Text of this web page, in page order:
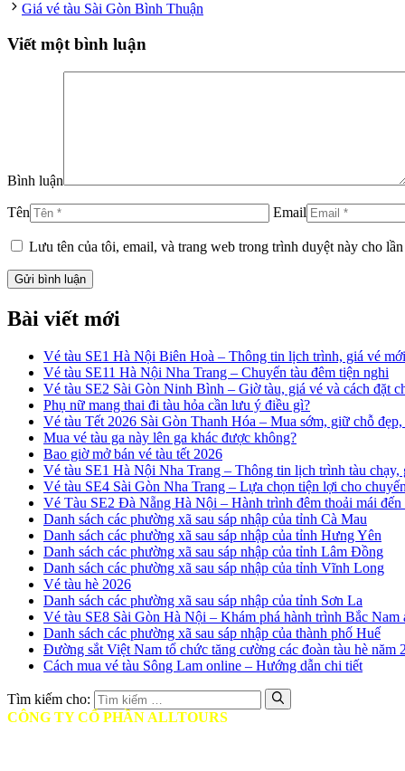
Giá vé tàu Sài Gòn Bình Thuận
Viết một bình luận
Bình luận
Tên Email
Lưu tên của tôi, email, và trang web trong trình duyệt này cho
Bài viết mới
Vé tàu SE1 Hà Nội Biên Hoà – Thông tin lịch trình, giá vé
Vé tàu SE11 Hà Nội Nha Trang – Chuyến tàu đêm tiện nghi
Vé tàu SE2 Sài Gòn Ninh Bình – Giờ tàu, giá vé và cách đặt
Phụ nữ mang thai đi tàu hỏa cần lưu ý điều gì?
Vé tàu Tết 2026 Sài Gòn Thanh Hóa – Mua sớm, giữ chỗ đẹp,
Mua vé tàu ga này lên ga khác được không?
Bao giờ mở bán vé tàu tết 2026
Vé tàu SE1 Hà Nội Nha Trang – Thông tin lịch trình tàu chạy,
Vé tàu SE4 Sài Gòn Nha Trang – Lựa chọn tiện lợi cho
Vé Tàu SE2 Đà Nẵng Hà Nội – Hành trình đêm thoải mái đến
Danh sách các phường xã sau sáp nhập của tỉnh Cà Mau
Danh sách các phường xã sau sáp nhập của tỉnh Hưng Yên
Danh sách các phường xã sau sáp nhập của tỉnh Lâm Đồng
Danh sách các phường xã sau sáp nhập của tỉnh Vĩnh Long
Vé tàu hè 2026
Danh sách các phường xã sau sáp nhập của tỉnh Sơn La
Vé tàu SE8 Sài Gòn Hà Nội – Khám phá hành trình Bắc Nam
Danh sách các phường xã sau sáp nhập của thành phố Huế
Đường sắt Việt Nam tổ chức tăng cường các đoàn tàu hè năm
Cách mua vé tàu Sông Lam online – Hướng dẫn chi tiết
Tìm kiếm cho:
CÔNG TY CỔ PHẦN ALLTOURS